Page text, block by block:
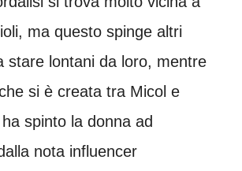
ma questo spinge altri
stare lontani da loro, mentre
si è creata tra Micol e
spinto la donna ad
nota influencer